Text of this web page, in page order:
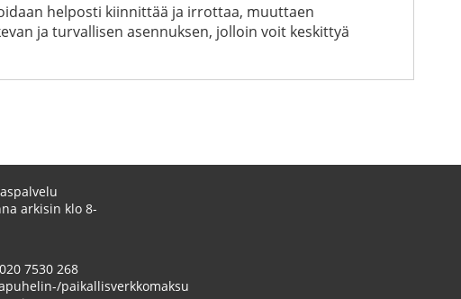
helposti kiinnittää ja irrottaa, muuttaen
ja turvallisen asennuksen, jolloin voit keskittyä
arkisin klo 8-
020 7530 268
paikallisverkkomaksu